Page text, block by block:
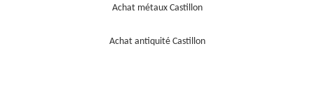
Achat métaux Castillon
Achat antiquité Castillon